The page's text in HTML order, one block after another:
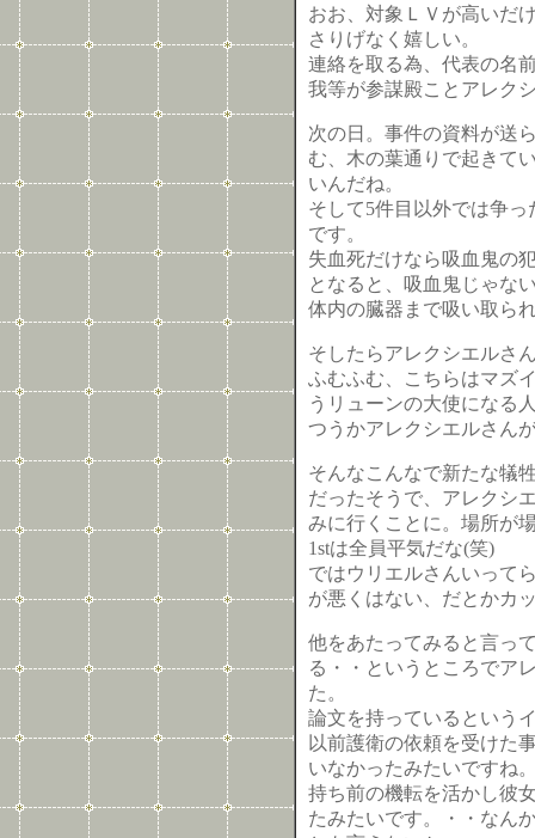
おお、対象ＬＶが高いだ
さりげなく嬉しい。
連絡を取る為、代表の名
我等が参謀殿ことアレク
次の日。事件の資料が送
む、木の葉通りで起きて
いんだね。
そして5件目以外では争
です。
失血死だけなら吸血鬼の
となると、吸血鬼じゃな
体内の臓器まで吸い取ら
そしたらアレクシエルさ
ふむふむ、こちらはマズ
うリューンの大使になる
つうかアレクシエルさん
そんなこんなで新たな犠
だったそうで、アレクシ
みに行くことに。場所が
1stは全員平気だな(笑)
ではウリエルさんいっ
が悪くはない、だとかカ
他をあたってみると言っ
る・・というところでア
た。
論文を持っているという
以前護衛の依頼を受けた
いなかったみたいですね
持ち前の機転を活かし彼
たみたいです。・・なん